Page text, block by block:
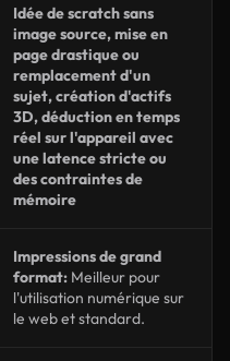
Idée de scratch sans
image source, mise en
page drastique ou
remplacement d'un
sujet, création d'actifs
3D, déduction en temps
réel sur l'appareil avec
une latence stricte ou
des contraintes de
mémoire
Impressions de grand
format: Meilleur pour
l'utilisation numérique sur
le web et standard.